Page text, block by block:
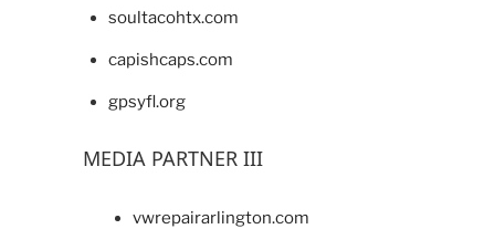
soultacohtx.com
capishcaps.com
gpsyfl.org
MEDIA PARTNER III
vwrepairarlington.com